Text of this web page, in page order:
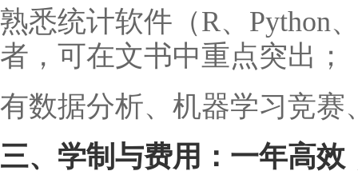
熟悉统计软件（R、Python
者，可在文书中重点突出；
有数据分析、机器学习竞
三、学制与费用：一年高效